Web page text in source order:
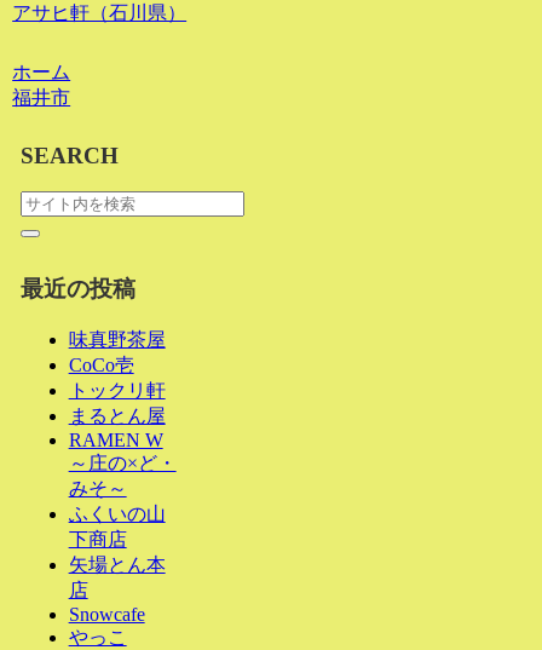
アサヒ軒（石川県）
ホーム
福井市
SEARCH
最近の投稿
味真野茶屋
CoCo壱
トックリ軒
まるとん屋
RAMEN W
～庄の×ど・
みそ～
ふくいの山
下商店
矢場とん本
店
Snowcafe
やっこ